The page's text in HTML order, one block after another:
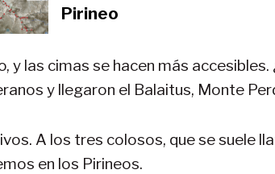
Pirineo
y las cimas se hacen más
y llegaron el Balaitus, Monte
A los tres colosos, que se suele
en los Pirineos.